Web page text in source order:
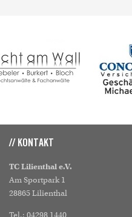
// KONTAKT
TC Lilienthal e.V.
Am Sportpark 1
28865 Lilienthal